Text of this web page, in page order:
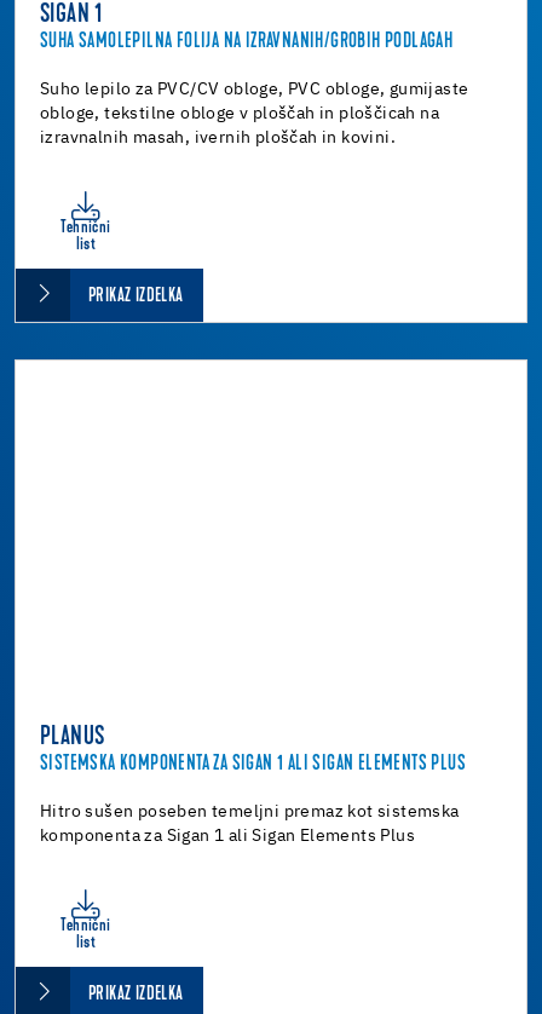
SIGAN 1
SUHA SAMOLEPILNA FOLIJA NA IZRAVNANIH/GROBIH PODLAGAH
Suho lepilo za PVC/CV obloge, PVC obloge, gumijaste
obloge, tekstilne obloge v ploščah in ploščicah na
izravnalnih masah, ivernih ploščah in kovini.
Tehnični
list
PRIKAZ IZDELKA
PLANUS
SISTEMSKA KOMPONENTA ZA SIGAN 1 ALI SIGAN ELEMENTS PLUS
Hitro sušen poseben temeljni premaz kot sistemska
komponenta za Sigan 1 ali Sigan Elements Plus
Tehnični
list
PRIKAZ IZDELKA